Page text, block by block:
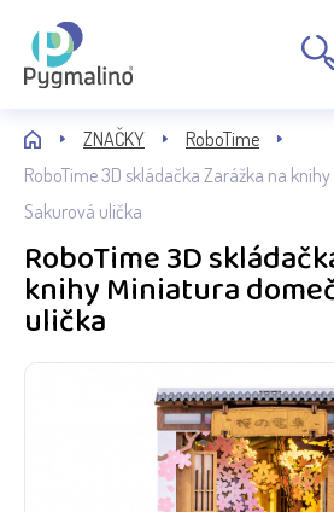
ZNAČKY
RoboTime
RoboTime 3D skládačka Zarážka na
Sakurová ulička
RoboTime 3D
knihy Miniatura
ulička